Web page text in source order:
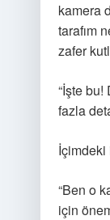
kamera
tarafım
zafer
“İşte
fazla
İçimdeki
“Ben o
için